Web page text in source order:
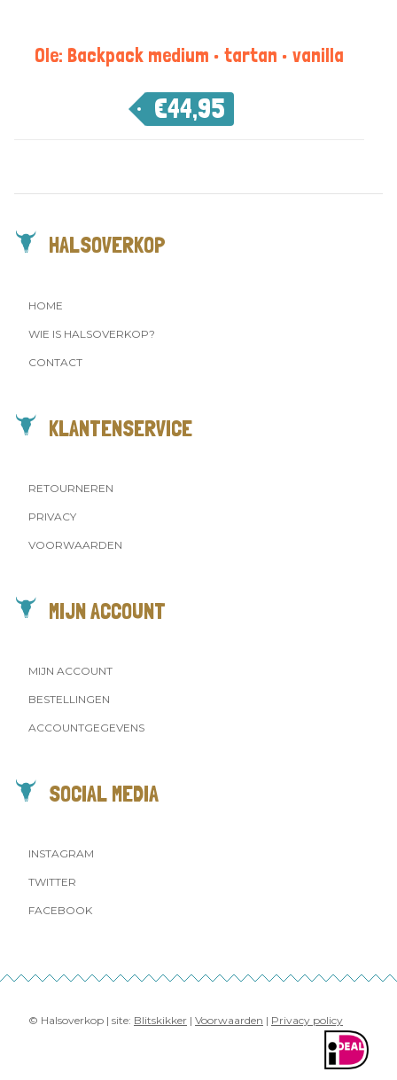
Ole: Backpack medium • tartan • vanilla
€44,95
HALSOVERKOP
HOME
WIE IS HALSOVERKOP?
CONTACT
KLANTENSERVICE
RETOURNEREN
PRIVACY
VOORWAARDEN
MIJN ACCOUNT
MIJN ACCOUNT
BESTELLINGEN
ACCOUNTGEGEVENS
SOCIAL MEDIA
INSTAGRAM
TWITTER
FACEBOOK
© Halsoverkop | site: Blitskikker | Voorwaarden | Privacy policy